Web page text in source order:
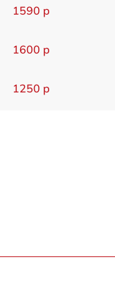
1590 р
1600 р
1250 р
1550 р